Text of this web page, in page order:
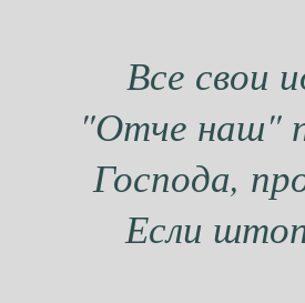
Все свои
"Отче наш"
Господа,
Если